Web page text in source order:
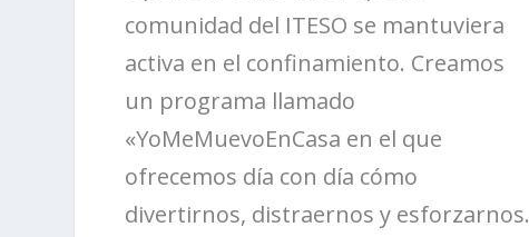
comunidad del ITESO se mantuviera
activa en el confinamiento. Creamos
un programa llamado
«YoMeMuevoEnCasa en el que
ofrecemos día con día cómo
divertirnos, distraernos y esforzarnos.